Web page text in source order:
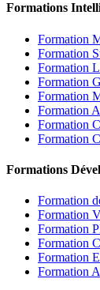
Formations
Formation
Formation
Formation
Formation
Formation
Formation
Formation
Formation
Formations
Formation
Formation
Formation
Formation
Formation
Formation